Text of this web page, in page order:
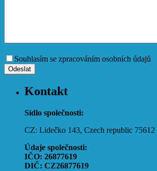
Souhlasím se zpracováním osobních údajů
Kontakt
Sídlo společnosti:
CZ: Lidečko 143, Czech republic 75612
Údaje společnosti:
IČO: 26877619
DIČ: CZ26877619